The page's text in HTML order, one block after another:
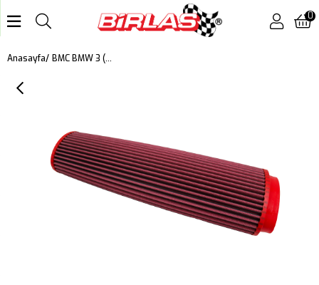
0
Anasayfa BMC BMW 3 (E46,E90,E91,E92,E93), 5 (E39,E60,E61), 7 (E38,E65,E66), X3 (E83), X5 (E53,E70), X6 (E71,E72) KUTU İÇİ PERFORMANS HAVA FİLTRESİ FB264/16